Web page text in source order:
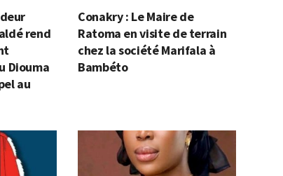
rend
Diouma
au
Conakry : Le Maire de
Ratoma en visite de terrain
chez la société Marifala à
Bambéto